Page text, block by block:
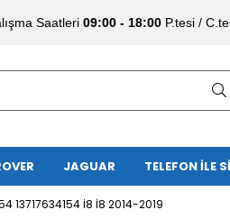
Saatleri 09:00 - 18:00P.tesi /
JAGUAR TELEFON İLE
13717634154 İ8 İ8 2014-2019